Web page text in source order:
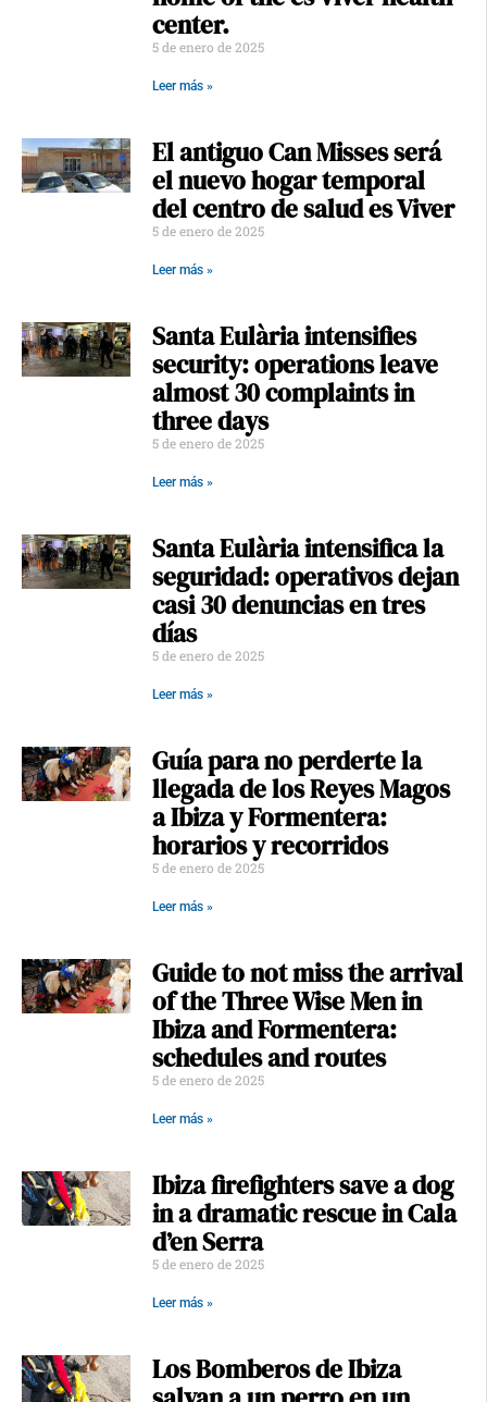
center.
5 de enero de 2025
Leer más »
El antiguo Can Misses será
el nuevo hogar temporal
del centro de salud es Viver
5 de enero de 2025
Leer más »
Santa Eulària intensifies
security: operations leave
almost 30 complaints in
three days
5 de enero de 2025
Leer más »
Santa Eulària intensifica la
seguridad: operativos dejan
casi 30 denuncias en tres
días
5 de enero de 2025
Leer más »
Guía para no perderte la
llegada de los Reyes Magos
a Ibiza y Formentera:
horarios y recorridos
5 de enero de 2025
Leer más »
Guide to not miss the arrival
of the Three Wise Men in
Ibiza and Formentera:
schedules and routes
5 de enero de 2025
Leer más »
Ibiza firefighters save a dog
in a dramatic rescue in Cala
d’en Serra
5 de enero de 2025
Leer más »
Los Bomberos de Ibiza